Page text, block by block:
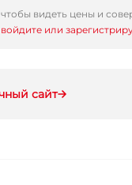
видеть цены и
войдите или
сайт